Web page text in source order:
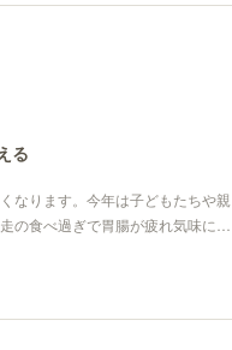
る
なります。今年は子どもたちや親
の食べ過ぎで胃腸が疲れ気味に…